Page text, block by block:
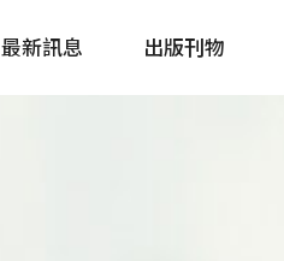
最新訊息 出版刊物